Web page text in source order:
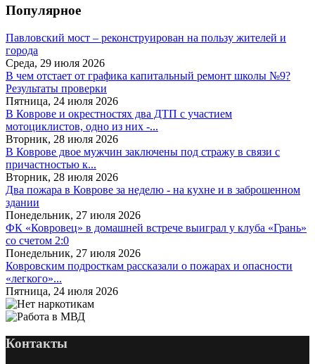
Популярное
Павловский мост – реконструирован на пользу жителей и
города
Среда, 29 июля 2026
В чем отстает от графика капитальный ремонт школы №9?
Результаты проверки
Пятница, 24 июля 2026
В Коврове и окрестностях два ДТП с участием
мотоциклистов, одно из них -...
Вторник, 28 июля 2026
В Коврове двое мужчин заключены под стражу в связи с
причастностью к...
Вторник, 28 июля 2026
Два пожара в Коврове за неделю - на кухне и в заброшенном
здании
Понедельник, 27 июля 2026
ФК «Ковровец» в домашней встрече выиграл у клуба «Грань»
со счетом 2:0
Понедельник, 27 июля 2026
Ковровским подросткам рассказали о пожарах и опасности
«легкого»...
Пятница, 24 июля 2026
Контакты